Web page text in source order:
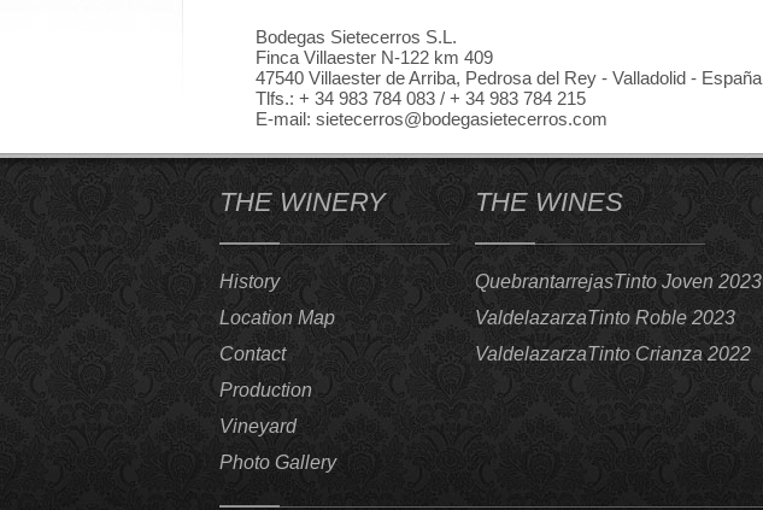
Bodegas Sietecerros S.L.
Finca Villaester N-122 km 409
47540 Villaester de Arriba, Pedrosa del Rey - Valladolid - España
Tlfs.: + 34 983 784 083 / + 34 983 784 215
E-mail: sietecerros@bodegasietecerros.com
THE WINERY
History
Location Map
Contact
Production
Vineyard
Photo Gallery
THE WINES
QuebrantarrejasTinto Joven 2023
ValdelazarzaTinto Roble 2023
ValdelazarzaTinto Crianza 2022